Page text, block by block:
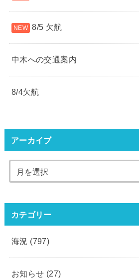
8/5 欠航
中木への交通案内
8/4欠航
アーカイブ
カテゴリー
海況 (797)
お知らせ (27)